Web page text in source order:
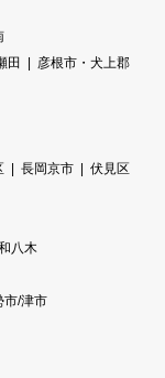
田
彦根市・犬上郡
長岡京市
伏見区
八木
市/津市